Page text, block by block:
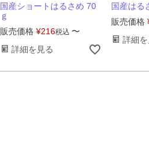
国産ショートはるさめ 70
ｇ
販売価格 ¥216税込 〜
詳細を見る
国産はる
販売価格
詳細を